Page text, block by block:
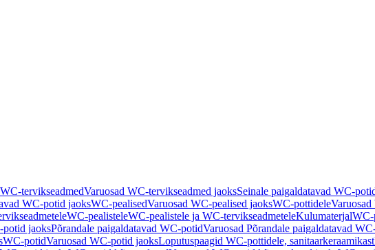
WC-tervikseadmedVaruosad WC-tervikseadmed jaoksSeinale paigaldatavad WC-
WC-potid jaoksWC-pealisedVaruosad WC-pealised jaoksWC-pottidele
WC-pealisteleWC-pealistele ja WC-tervikseadmeteleKulumaterjalWC-
potid jaoksPõrandale paigaldatavad WC-potidVaruosad Põrandale paigaldatavad
WC-potidVaruosad WC-potid jaoksLoputuspaagid WC-pottidele, sanitaarkeraamikast